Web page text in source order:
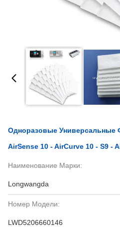
Одноразовые Универсальные
AirSense 10 - AirCurve 10 - S9 -
Наименование Марки:
Longwangda
Номер Модели:
LWD5206660146